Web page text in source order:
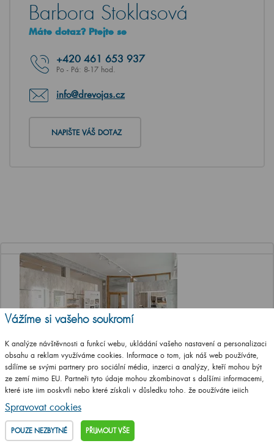
Barbora Stoklasová
Máte dotaz? Ptejte se
+420 461 653 937
Po - Pá: 8-17 hod.
info@drevojas.cz
NAPIŠTE VÁŠ DOTAZ
Jediná značková prodejna Dřevojasu v ČR
Otevírací doba
Po, St a Pá 8-12 a 13-17 hod
Adresa prodejny
Vážíme si vašeho soukromí
K analýze návštěvnosti a funkcí webu, ukládání vašeho nastavení a personalizaci
obsahu a reklam využíváme cookies. Informace o tom, jak náš web používáte,
sdílíme se svými partnery pro sociální média, inzerci a analýzy, kteří mohou být
ze zemí mimo EU. Partneři tyto údaje mohou zkombinovat s dalšími informacemi,
které jste jim poskytli nebo které získali v důsledku toho, že používáte jejich
služby.
Podrobné informace
Spravovat cookies
POUZE NEZBYTNÉ PŘIJMOUT VŠE